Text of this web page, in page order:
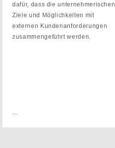
dafür, dass die unternehmerischen
Ziele und Möglichkeiten mit
externen Kundenanforderungen
zusammengeführt werden.
...